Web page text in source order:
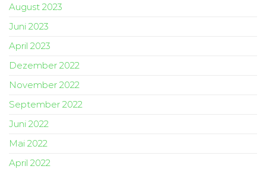
August 2023
Juni 2023
April 2023
Dezember 2022
November 2022
September 2022
Juni 2022
Mai 2022
April 2022